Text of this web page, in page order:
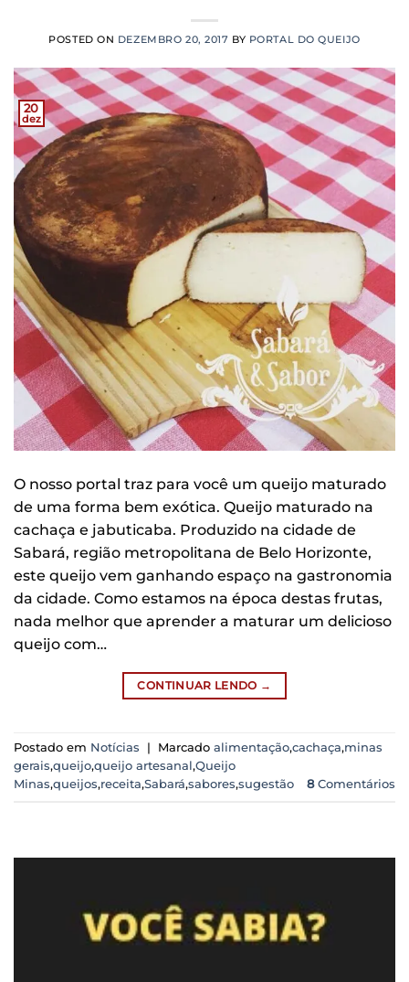
POSTED ON DEZEMBRO 20, 2017 BY PORTAL DO QUEIJO
20
dez
O nosso portal traz para você um queijo maturado
de uma forma bem exótica. Queijo maturado na
cachaça e jabuticaba. Produzido na cidade de
Sabará, região metropolitana de Belo Horizonte,
este queijo vem ganhando espaço na gastronomia
da cidade. Como estamos na época destas frutas,
nada melhor que aprender a maturar um delicioso
queijo com…
CONTINUAR LENDO →
Postado em Notícias | Marcado alimentação,cachaça,minas
gerais,queijo,queijo artesanal,Queijo
Minas,queijos,receita,Sabará,sabores,sugestão 8Comentários